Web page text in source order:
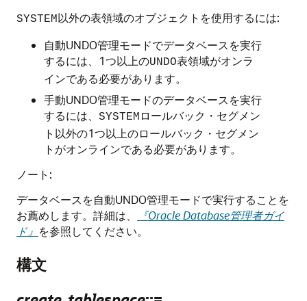
SYSTEM以外の表領域のオブジェクトを使用するには:
自動UNDO管理モードでデータベースを実行
するには、1つ以上のUNDO表領域がオンラ
インである必要があります。
手動UNDO管理モードのデータベースを実行
するには、 SYSTEM ロールバック・セグメン
ト以外の1つ以上のロールバック・セグメン
トがオンラインである必要があります。
ノート:
データベースを自動UNDO管理モードで実行することを
お薦めします。詳細は、
『Oracle Database管理者ガイ
ド』 を参照してください。
構文